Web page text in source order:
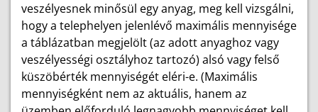
veszélyesnek minősül egy anyag, meg kell vizsgálni,
hogy a telephelyen jelenlévő maximális mennyisége
a táblázatban megjelölt (az adott anyaghoz vagy
veszélyességi osztályhoz tartozó) alsó vagy felső
küszöbérték mennyiségét eléri-e. (Maximális
mennyiségként nem az aktuális, hanem az